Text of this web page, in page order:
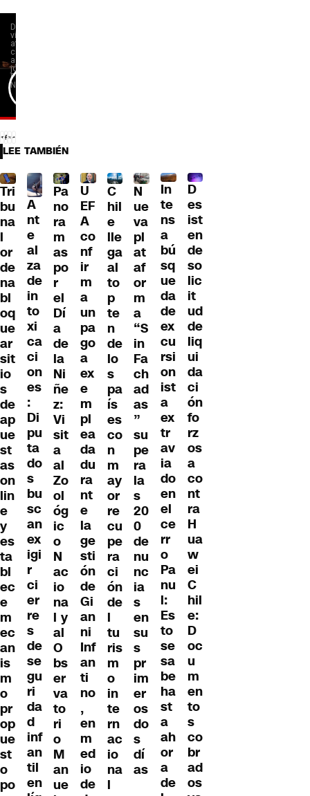
LEE TAMBIÉN
Tri
bu
na
l
or
de
na
bl
oq
ue
ar
sit
io
s
de
ap
ue
st
as
on
lin
e
y
es
ta
bl
ec
e
m
ec
an
is
m
o
pr
op
ue
st
o
po
A
nt
e
al
za
de
in
to
xi
ca
ci
on
es
:
Di
pu
ta
do
s
bu
sc
an
ex
igi
r
ci
er
re
s
de
se
gu
ri
da
d
inf
an
til
en
Pa
no
ra
m
as
po
r
el
Dí
a
de
la
Ni
ñe
z:
Vi
sit
a
al
Zo
ol
óg
ic
o
N
ac
io
na
l y
al
O
bs
er
va
to
ri
o
M
an
ue
U
EF
A
co
nf
ir
m
a
un
pa
go
a
ex
e
m
pl
ea
da
du
ra
nt
e
la
ge
sti
ón
de
Gi
an
ni
Inf
an
ti
no
,
en
m
ed
io
de
C
hil
e
lle
ga
al
to
p
te
n
de
lo
s
pa
ís
es
co
n
m
ay
or
re
cu
pe
ra
ci
ón
de
l
tu
ris
m
o
in
te
rn
ac
io
na
l
N
ue
va
pl
at
af
or
m
a
“S
in
Fa
ch
ad
as
”
su
pe
ra
la
s
20
0
de
nu
nc
ia
s
en
su
s
pr
im
er
os
do
s
dí
as
In
te
ns
a
bú
sq
ue
da
de
ex
cu
rsi
on
ist
a
ex
tr
av
ia
do
en
el
ce
rr
o
Pa
nu
l:
Es
to
se
sa
be
ha
st
a
ah
or
a
de
D
es
ist
en
de
so
lic
it
ud
de
liq
ui
da
ci
ón
fo
rz
os
a
co
nt
ra
H
ua
w
ei
C
hil
e:
D
oc
u
m
en
to
s
co
br
ad
os